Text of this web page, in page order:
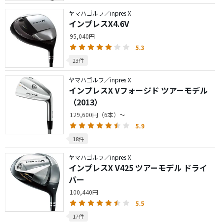
ヤマハゴルフ／inpres X
インプレスX4.6V
95,040円
5.3
23件
ヤマハゴルフ／inpres X
インプレスX Vフォージド ツアーモデル
（2013）
129,600円（6本）～
5.9
18件
ヤマハゴルフ／inpres X
インプレスX V425 ツアーモデル ドライ
バー
100,440円
5.5
17件